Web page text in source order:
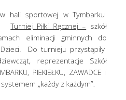
hali sportowej w Tymbarku
Turniej Piłki Ręcznej – szkół
eliminacji gminnych do
Do turnieju przystąpiły
reprezentacje Szkół
PIEKIEŁKU, ZAWADCE i
„każdy z każdym”.